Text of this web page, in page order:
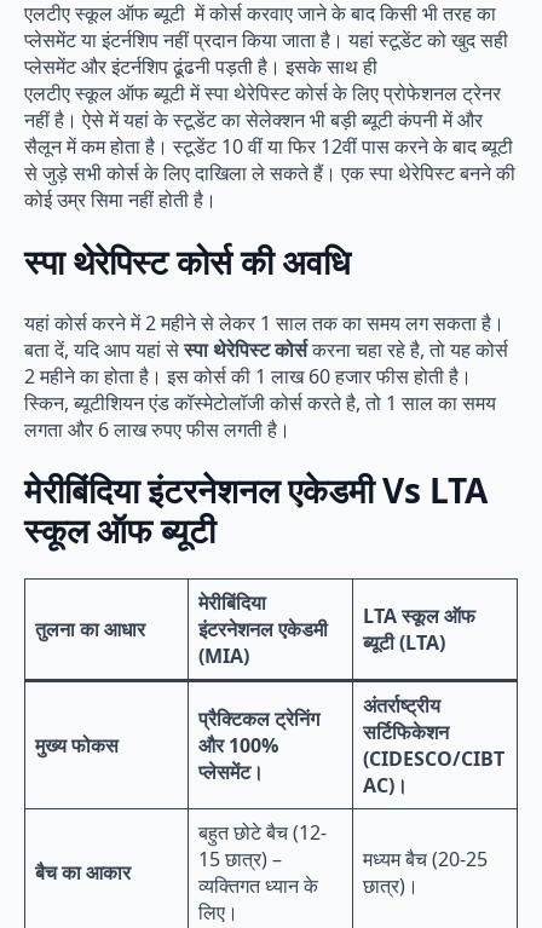
एलटीए स्कूल ऑफ ब्यूटी में कोर्स करवाए जाने के बाद किसी भी तरह का
प्लेसमेंट या इंटर्नशिप नहीं प्रदान किया जाता है। यहां स्टूडेंट को खुद सही
प्लेसमेंट और इंटर्नशिप ढूंढनी पड़ती है। इसके साथ ही
एलटीए स्कूल ऑफ ब्यूटी में स्पा थेरेपिस्ट कोर्स के लिए प्रोफेशनल ट्रेनर
नहीं है। ऐसे में यहां के स्टूडेंट का सेलेक्शन भी बड़ी ब्यूटी कंपनी में और
सैलून में कम होता है। स्टूडेंट 10 वीं या फिर 12वीं पास करने के बाद ब्यूटी
से जुड़े सभी कोर्स के लिए दाखिला ले सकते हैं। एक स्पा थेरेपिस्ट बनने की
कोई उम्र सिमा नहीं होती है।
स्पा थेरेपिस्ट कोर्स की अवधि
यहां कोर्स करने में 2 महीने से लेकर 1 साल तक का समय लग सकता है।
बता दें, यदि आप यहां सेस्पा थेरेपिस्ट कोर्सकरना चहा रहे है, तो यह कोर्स
2 महीने का होता है। इस कोर्स की 1 लाख 60 हजार फीस होती है।
स्किन, ब्यूटीशियन एंड कॉस्मेटोलॉजी कोर्स करते है, तो 1 साल का समय
लगता और 6 लाख रुपए फीस लगती है।
मेरीबिंदिया इंटरनेशनल एकेडमी Vs LTA
स्कूल ऑफ ब्यूटी
तुलना का आधार
मेरीबिंदिया
इंटरनेशनल एकेडमी
(MIA)
LTA स्कूल ऑफ
ब्यूटी (LTA)
मुख्य फोकस
प्रैक्टिकल ट्रेनिंग
और 100%
प्लेसमेंट।
अंतर्राष्ट्रीय
सर्टिफिकेशन
(CIDESCO/CIBT
AC)।
बैच का आकार
बहुत छोटे बैच (12-
15 छात्र) –
व्यक्तिगत ध्यान के
लिए।
मध्यम बैच (20-25
छात्र)।